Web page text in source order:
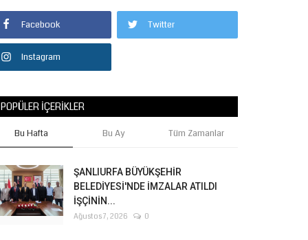
Facebook Twitter
Instagram
POPÜLER İÇERIKLER
Bu Hafta Bu Ay Tüm Zamanlar
ŞANLIURFA BÜYÜKŞEHİR
BELEDİYESİ'NDE İMZALAR ATILDI
İŞÇİNİN...
Ağustos 7, 2026 0